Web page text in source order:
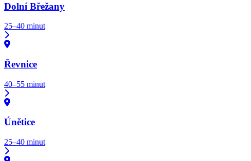
Dolní Břežany
25–40 minut
Řevnice
40–55 minut
Únětice
25–40 minut